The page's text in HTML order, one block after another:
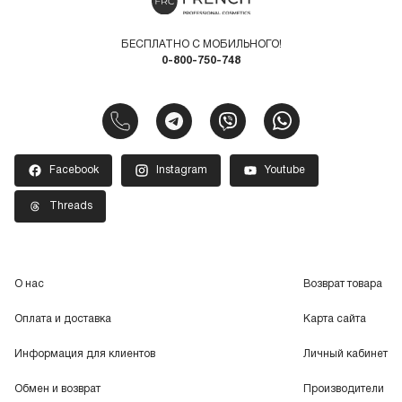
Uppercut, Barber, Estel, KayPro и другими).
средств. Доставка осуществляется по всем городам
Украины в течение 2-3 дней.
БЕСПЛАТНО С МОБИЛЬНОГО!
0-800-750-748
Facebook Instagram Youtube
Threads
О нас
Оплата и доставка
Информация для клиентов
Обмен и возврат
Возврат товара
Карта сайта
Личный кабинет
Производители